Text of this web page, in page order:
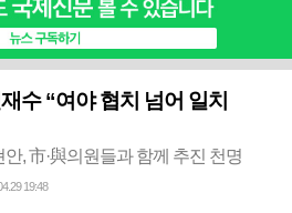
수 “여야 협치 넘어 일치
, 市·與의원들과 함께 추진 천명
19:48